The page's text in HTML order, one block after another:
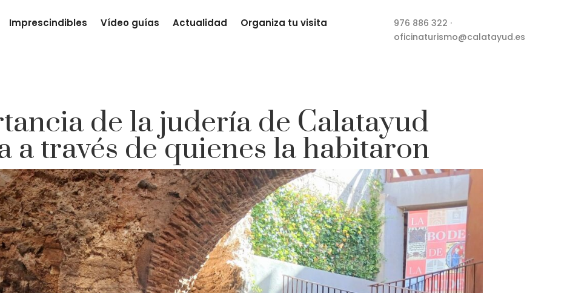
Imprescindibles Vídeo guías Actualidad Organiza tu visita 976 886 322 ·
oficinaturismo@calatayud.es
de la judería de Calatayud
a través de quienes la habitaron